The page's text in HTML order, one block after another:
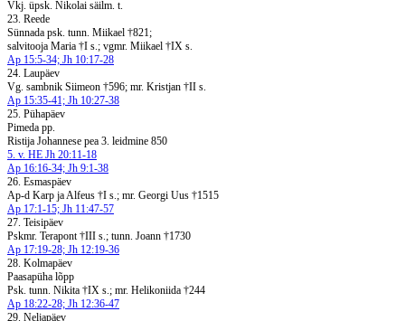
Vkj. üpsk. Nikolai säilm. t.
23. Reede
Sünnada psk. tunn. Miikael †821;
salvitooja Maria †I s.; vgmr. Miikael †IX s.
Ap 15:5-34; Jh 10:17-28
24. Laupäev
Vg. sambnik Siimeon †596; mr. Kristjan †II s.
Ap 15:35-41; Jh 10:27-38
25. Pühapäev
Pimeda pp.
Ristija Johannese pea 3. leidmine 850
5. v. HE Jh 20:11-18
Ap 16:16-34; Jh 9:1-38
26. Esmaspäev
Ap-d Karp ja Alfeus †I s.; mr. Georgi Uus †1515
Ap 17:1-15; Jh 11:47-57
27. Teisipäev
Pskmr. Terapont †III s.; tunn. Joann †1730
Ap 17:19-28; Jh 12:19-36
28. Kolmapäev
Paasapüha lõpp
Psk. tunn. Nikita †IX s.; mr. Helikoniida †244
Ap 18:22-28; Jh 12:36-47
29. Neljapäev